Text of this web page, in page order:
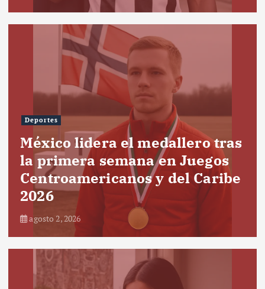
Deportes
México lidera el medallero tras
la primera semana en Juegos
Centroamericanos y del Caribe
2026
agosto 2, 2026